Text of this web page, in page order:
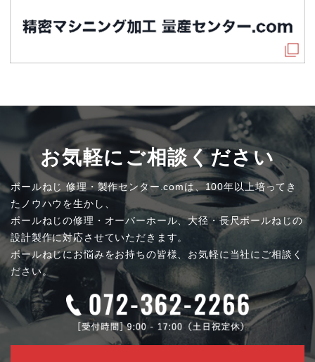
お気軽にご相談ください
ボールねじ 修理・製作センター.comは、100年以上培ってき
たノウハウを生かし、
ボールねじの修理・オーバーホール、大径・長尺ボールねじの
設計製作に対応させていただきます。
ボールねじにお悩みをお持ちの皆様、お気軽に当社にご相談く
ださい。